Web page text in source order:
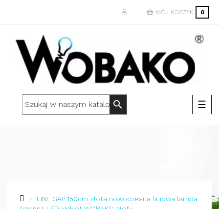
MÓJ KOSZYK 0
search ☰
LINE GAP 150cm złota nowoczesna liniowa lampa